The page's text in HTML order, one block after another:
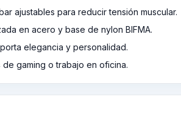
ajustables para reducir tensión muscular.
en acero y base de nylon BIFMA.
elegancia y personalidad.
gaming o trabajo en oficina.